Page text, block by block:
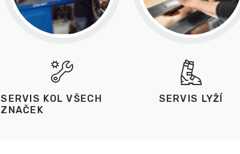
SERVIS KOL VŠECH
ZNAČEK
SERVIS LYŽÍ